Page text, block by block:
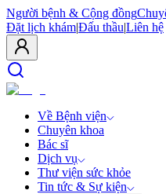
Người bệnh & Cộng đồng
Đặt lịch khám|Đấu thầu|Liên hệ
Về Bệnh viện
Chuyên khoa
Bác sĩ
Dịch vụ
Thư viện sức khỏe
Tin tức & Sự kiện